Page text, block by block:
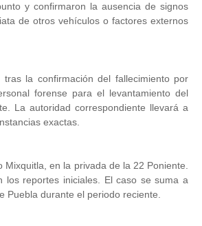
y confirmaron la ausencia de signos
de otros vehículos o factores externos
la confirmación del fallecimiento por
forense para el levantamiento del
La autoridad correspondiente llevará a
exactas.
en la privada de la 22 Poniente.
los reportes iniciales. El caso se suma a
Puebla durante el periodo reciente.